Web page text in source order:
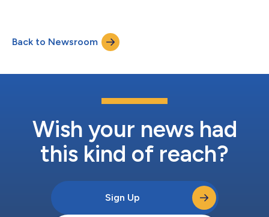
加。Tech Arena將在法國、英國、愛爾蘭、瑞典、德國、芬蘭、比
利時、波蘭、瑞士和以色列等不同國家舉辦。 劉少偉還強調，歷
屆Tech Arena挑戰賽的成果顯示，華為致力於投資培養年輕人才。
Arena。此外，華為還投入了300多萬美元用於打造適合全球學生
越多的年輕人能夠透過Tech Arena實現自我提升。華為一直以來致
力於為當地培養優秀人才資源庫，這樣的結果符合我們的初衷。」
Back to Newsroom
Wish your news had
this kind of reach?
Sign Up